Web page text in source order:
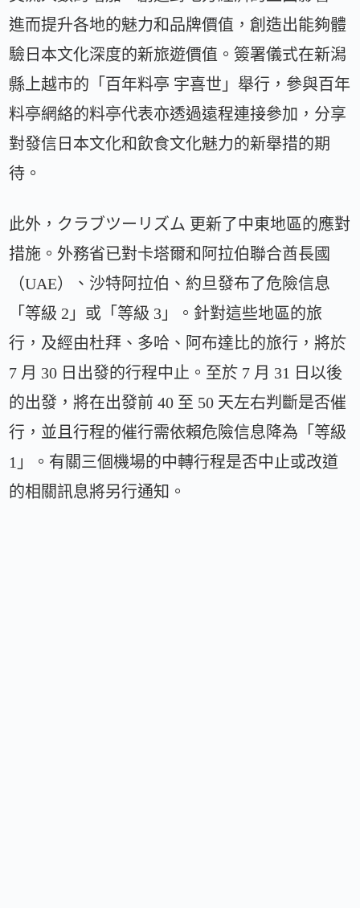
進而提升各地的魅力和品牌價值，創造出能夠體
驗日本文化深度的新旅遊價值。簽署儀式在新潟
縣上越市的「百年料亭 宇喜世」舉行，參與百年
料亭網絡的料亭代表亦透過遠程連接參加，分享
對發信日本文化和飲食文化魅力的新舉措的期
待。
此外，クラブツーリズム 更新了中東地區的應對
措施。外務省已對卡塔爾和阿拉伯聯合酋長國
（UAE）、沙特阿拉伯、約旦發布了危險信息
「等級 2」或「等級 3」。針對這些地區的旅
行，及經由杜拜、多哈、阿布達比的旅行，將於
7 月 30 日出發的行程中止。至於 7 月 31 日以後
的出發，將在出發前 40 至 50 天左右判斷是否催
行，並且行程的催行需依賴危險信息降為「等級
1」。有關三個機場的中轉行程是否中止或改道
的相關訊息將另行通知。